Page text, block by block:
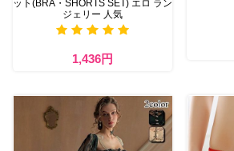
ット(BRA・SHORTS SET) エロ ラン
ジェリー 人気
1,436円